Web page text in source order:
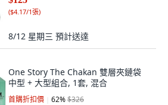
($4.17/1張)
8/12 星期三 預計送達
One Story The Chakan 雙層夾鏈袋
中型 + 大型組合, 1套, 混合
首購折扣價 62%$326